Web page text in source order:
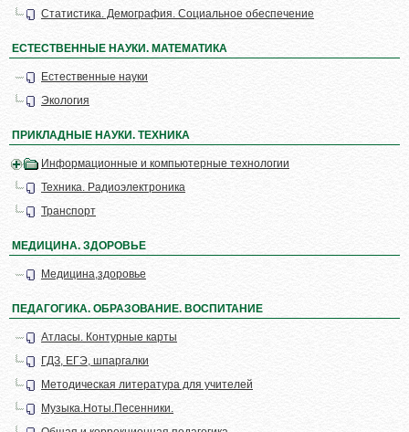
Статистика. Демография. Социальное обеспечение
ЕСТЕСТВЕННЫЕ НАУКИ. МАТЕМАТИКА
Естественные науки
Экология
ПРИКЛАДНЫЕ НАУКИ. ТЕХНИКА
Информационные и компьютерные технологии
Техника. Радиоэлектроника
Транспорт
МЕДИЦИНА. ЗДОРОВЬЕ
Медицина,здоровье
ПЕДАГОГИКА. ОБРАЗОВАНИЕ. ВОСПИТАНИЕ
Атласы. Контурные карты
ГДЗ, ЕГЭ, шпаргалки
Методическая литература для учителей
Музыка.Ноты.Песенники.